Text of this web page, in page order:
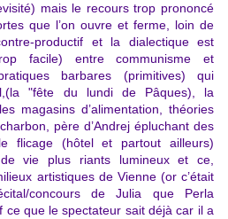
mais le recours trop prononcé
que l’on ouvre et ferme, loin de
productif et la dialectique est
facile) entre communisme et
barbares (primitives) qui
"fête du lundi de Pâques), la
magasins d’alimentation, théories
père d’Andrej épluchant des
flicage (hôtel et partout ailleurs)
vie plus riants lumineux et ce,
artistiques de Vienne (or c’était
concours de Julia que Perla
ce que le spectateur sait déjà car il a